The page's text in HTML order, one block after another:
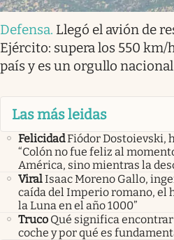
Defensa. Llegó el avión de
Ejército: supera los 550 km/
país y es un orgullo nacional
Las más leidas
FelicidadFiódor Dostoievski,
“Colón no fue feliz al
América, sino mientras la
ViralIsaac Moreno Gallo,
caída del Imperio romano, el
la Luna en el año 1000”
Truco Qué significa
coche y por qué es